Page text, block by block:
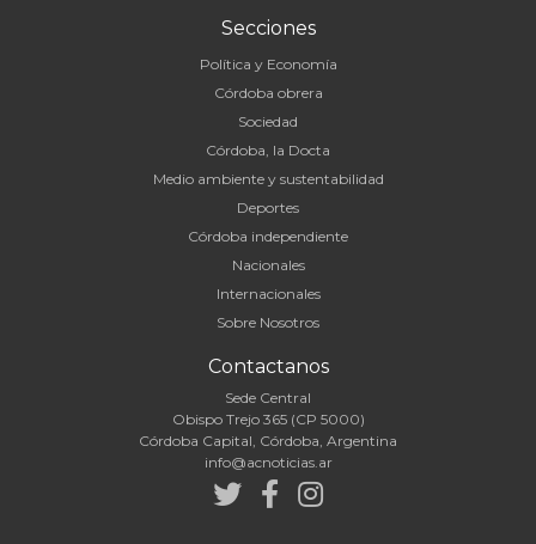
Secciones
Política y Economía
Córdoba obrera
Sociedad
Córdoba, la Docta
Medio ambiente y sustentabilidad
Deportes
Córdoba independiente
Nacionales
Internacionales
Sobre Nosotros
Contactanos
Sede Central
Obispo Trejo 365 (CP 5000)
Córdoba Capital, Córdoba, Argentina
info@acnoticias.ar